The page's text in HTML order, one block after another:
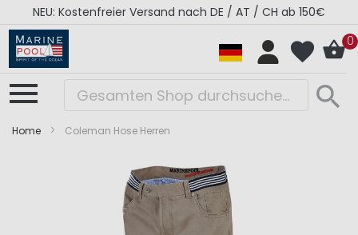
NEU: Kostenfreier Versand nach DE / AT / CH ab 150€
0
Home Coleman Hose Herren